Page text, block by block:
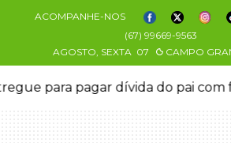
ACOMPANHE-NOS
(67) 99669-9563
AGOSTO, SEXTA 07 CAMPO
para pagar dívida do pai com